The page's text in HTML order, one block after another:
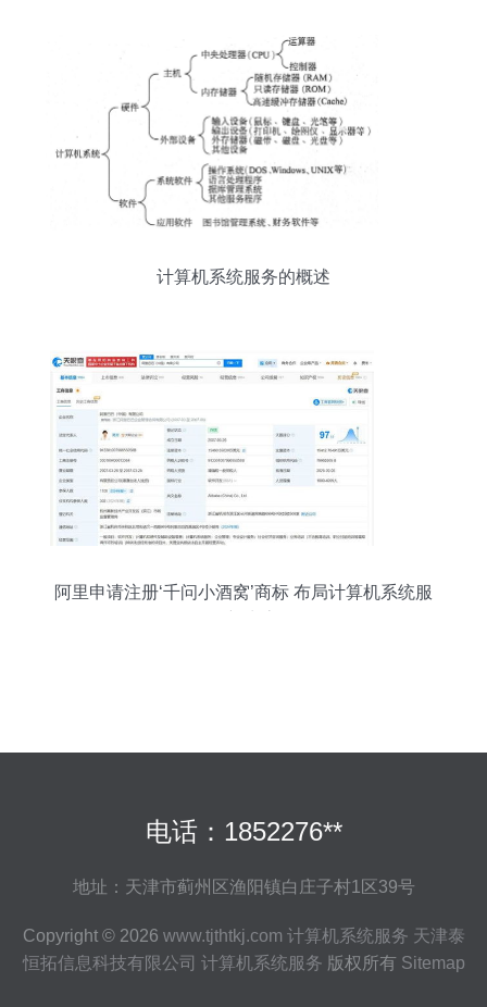
计算机系统服务的概述
阿里申请注册‘千问小酒窝’商标 布局计算机系统服
电话：1852276**
地址：天津市蓟州区渔阳镇白庄子村1区39号
Copyright © 2026 www.tjthtkj.com 计算机系统服务 天津泰
恒拓信息科技有限公司 计算机系统服务 版权所有 Sitemap